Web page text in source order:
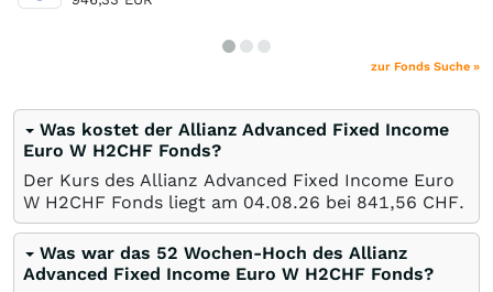
zur Fonds Suche »
Was kostet der Allianz Advanced Fixed Income
Euro W H2CHF Fonds?
Der Kurs des Allianz Advanced Fixed Income Euro
W H2CHF Fonds liegt am 04.08.26 bei 841,56 CHF.
Was war das 52 Wochen-Hoch des Allianz
Advanced Fixed Income Euro W H2CHF Fonds?